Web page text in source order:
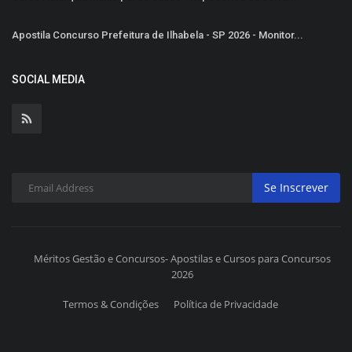
Apostila Concurso Prefeitura de Ilhabela - SP 2026 - Monitor...
SOCIAL MEDIA
Se Inscrever
Méritos Gestão e Concursos- Apostilas e Cursos para Concursos
2026
Termos & Condições Política de Privacidade